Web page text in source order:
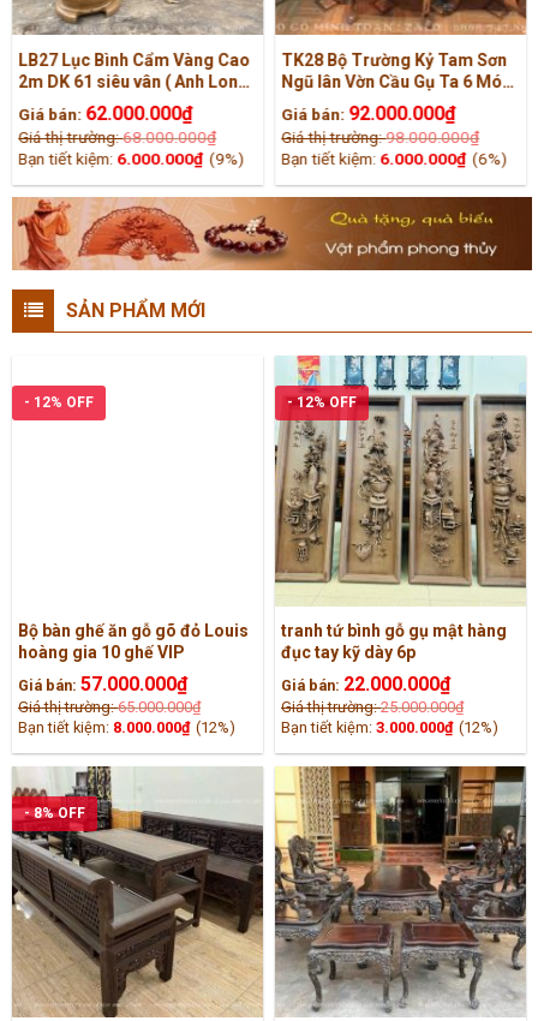
LB27 Lục Bình Cẩm Vàng Cao
2m DK 61 siêu vân ( Anh Long,
Quảng Trị )
Giá bán: 62.000.000₫
Giá thị trường:68.000.000₫
Bạn tiết kiệm: 6.000.000₫ (9%)
TK28 Bộ Trường Kỷ Tam Sơn
Ngũ lân Vờn Cầu Gụ Ta 6 Món
( A Cương, Vĩnh Phúc )
Giá bán: 92.000.000₫
Giá thị trường:98.000.000₫
Bạn tiết kiệm: 6.000.000₫ (6%)
SẢN PHẨM MỚI
- 12% OFF
Bộ bàn ghế ăn gỗ gõ đỏ Louis
hoàng gia 10 ghế VIP
Giá bán: 57.000.000₫
Giá thị trường:65.000.000₫
Bạn tiết kiệm: 8.000.000₫ (12%)
- 12% OFF
tranh tứ bình gỗ gụ mật hàng
đục tay kỹ dày 6p
Giá bán: 22.000.000₫
Giá thị trường:25.000.000₫
Bạn tiết kiệm: 3.000.000₫ (12%)
- 8% OFF